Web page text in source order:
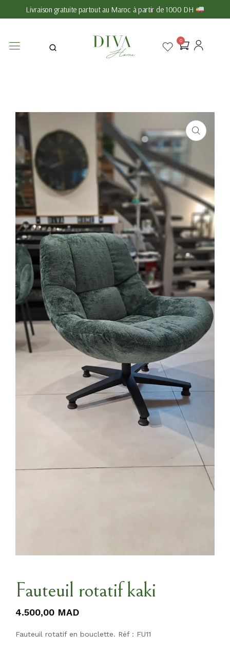
Livraison gratuite partout au Maroc à partir de 1000 DH
0
Fauteuil rotatif kaki
4.500,00 MAD
Fauteuil rotatif en bouclette. Réf : FU11